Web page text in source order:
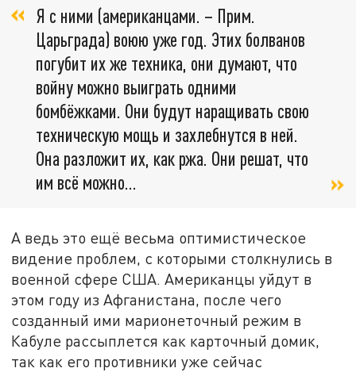
Я с ними (американцами. – Прим.
Царьграда) воюю уже год. Этих болванов
погубит их же техника, они думают, что
войну можно выиграть одними
бомбёжками. Они будут наращивать свою
техническую мощь и захлебнутся в ней.
Она разложит их, как ржа. Они решат, что
им всё можно...
А ведь это ещё весьма оптимистическое
видение проблем, с которыми столкнулись в
военной сфере США. Американцы уйдут в
этом году из Афганистана, после чего
созданный ими марионеточный режим в
Кабуле рассыплется как карточный домик,
так как его противники уже сейчас